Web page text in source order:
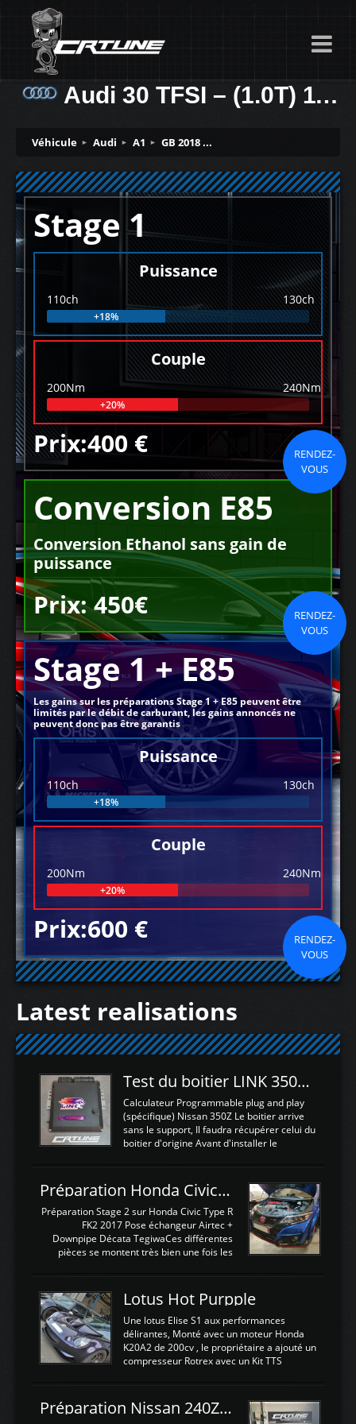
Audi 30 TFSI – (1.0T) 110ch
Véhicule Audi A1 GB 2018 ...
Stage 1
Puissance
110ch 130ch
+18%
Couple
200Nm 240Nm
+20%
Prix:400 €
RENDEZ-
VOUS
Conversion E85
Conversion Ethanol sans gain de
puissance
Prix: 450€
RENDEZ-
VOUS
Stage 1 + E85
Les gains sur les préparations Stage 1 + E85 peuvent être
limités par le débit de carburant, les gains annoncés ne
peuvent donc pas être garantis
Puissance
110ch 130ch
+18%
Couple
200Nm 240Nm
+20%
Prix:600 €
RENDEZ-
VOUS
Latest realisations
Test du boitier LINK 350Z Plugin ECU
Calculateur Programmable plug and play
(spécifique) Nissan 350Z Le boitier arrive
sans le support, Il faudra récupérer celui du
boitier d'origine Avant d'installer le
d'envoyer l'information de la large bande
dans le boitier. sydney sweeney deepfake
La sortie 0-5V de l'afr sera connectée sur
l'entrée AN Volt 8 et GndAN pour
Analogique, et Volt car l'information est une
tension (Pas une résistance variable d'un
est temps de brancher le ...
Préparation Honda Civic Type R FK2
Préparation Stage 2 sur Honda Civic Type R
FK2 2017 Pose échangeur Airtec +
Downpipe Décata TegiwaCes différentes
pièces se montent très bien une fois les
légere découpe du plastique inferieur,
negénant en rien la structure ou le
fonctionnement du fond plat. Une
reprogrammation Stage 2 est faite sur le
calculateur d'origine. Une alternative
économique au passage sur Hondata
d'origine 310cv et 400Nn , Une fois
reprogrammé et les ...
Lotus Hot Purpple
Une lotus Elise S1 aux performances
délirantes, Monté avec un moteur Honda
K20A2 de 200cv , le propriétaire a ajouté un
compresseur Rotrex avec un Kit TTS
d'augmenter la puissance de son moteur:
un watercooler a été ajouté. 300Cv sans
Préparation Nissan 240Z SR20DET